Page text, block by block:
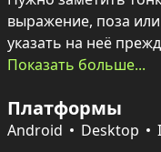
выражение, поза
указать на неё
заданий до тех, где
скорость реакции.
Показать больше...
Платформы
Android Desktop